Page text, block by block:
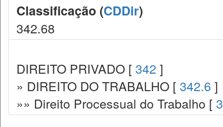
Classificação (CDDir)
342.68
DIREITO PRIVADO [ 342 ]
» DIREITO DO TRABALHO [ 342.6 ]
»» Direito Processual do Trabalho [